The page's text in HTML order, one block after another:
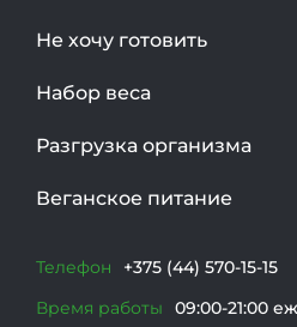
Телефон
+375 (44) 570-15-15
Время работы
09:00-21:00
Не хочу готовить
Набор веса
Разгрузка организма
Веганское питание